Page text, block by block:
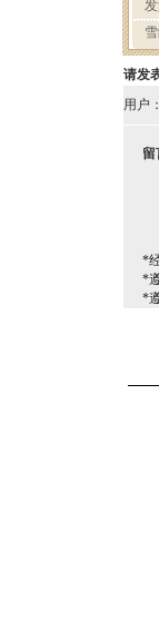
请发
用户：
留
*
*
*